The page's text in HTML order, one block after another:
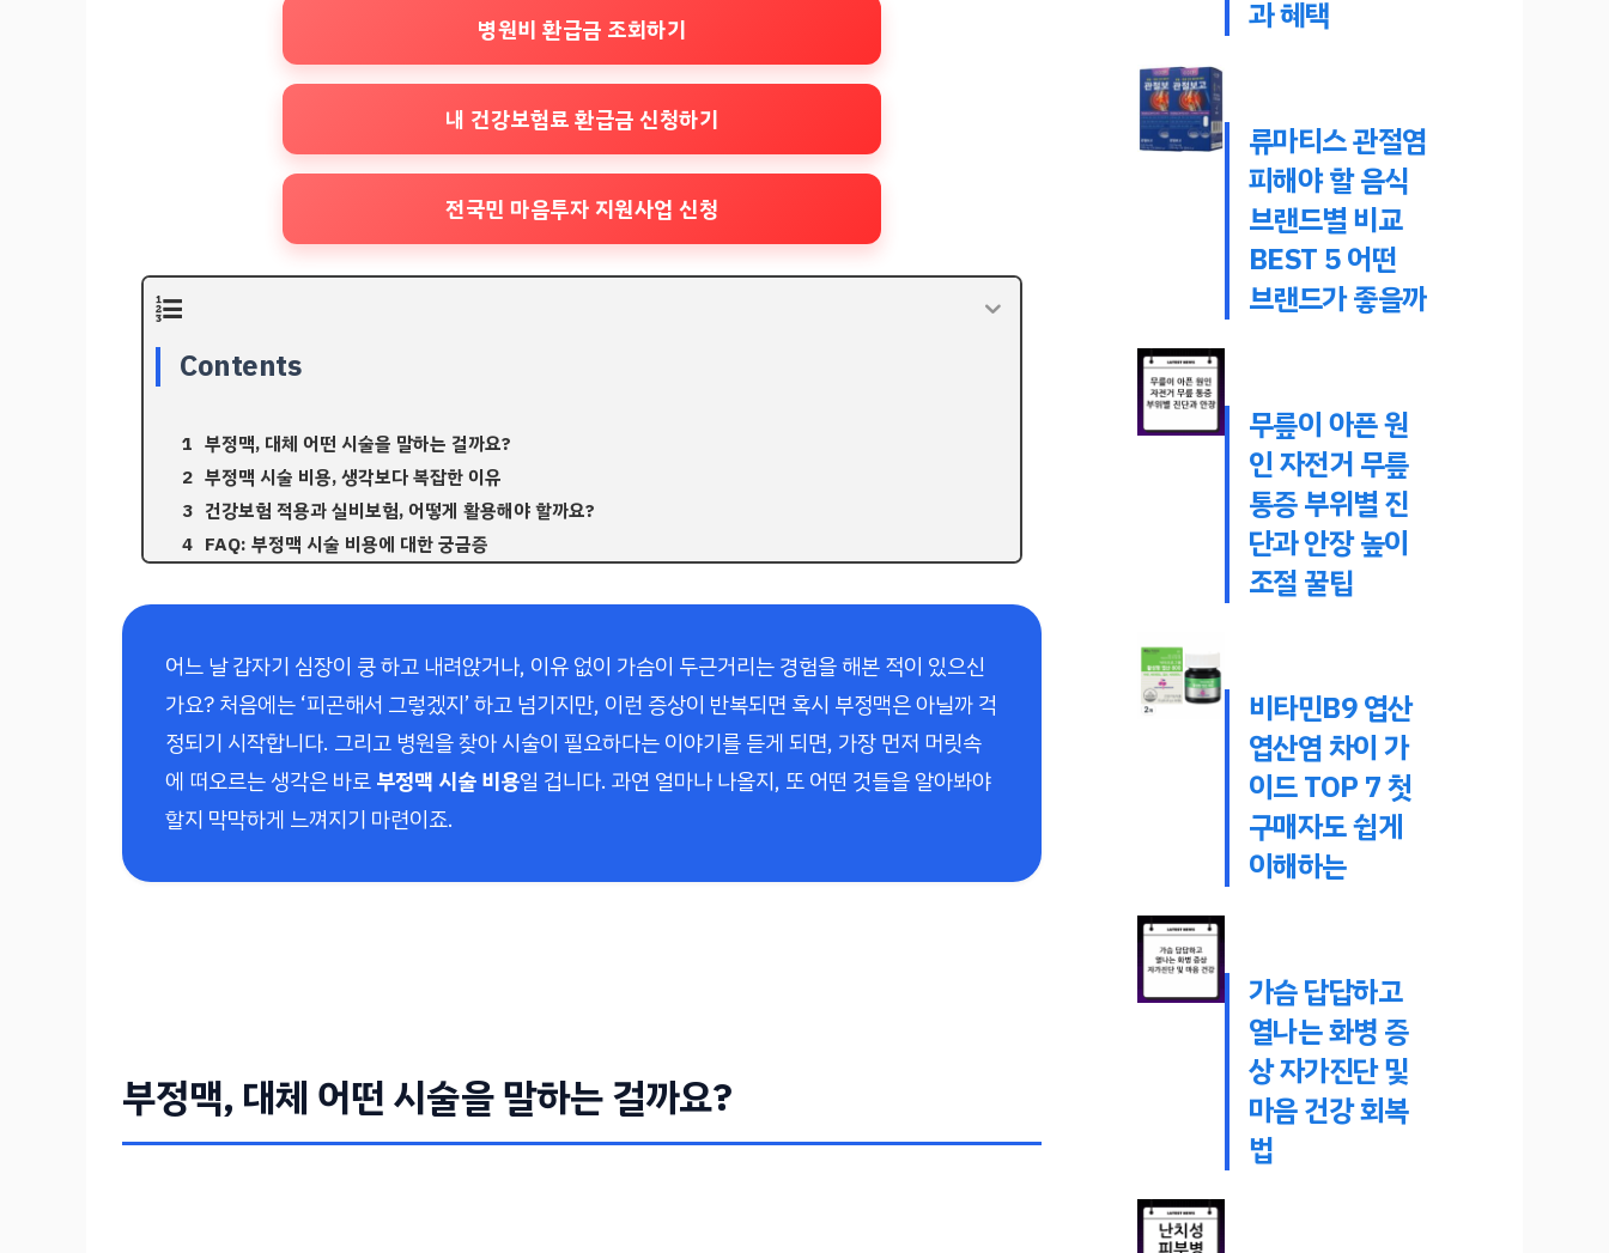
병원비 환급금 조회하기
내 건강보험료 환급금 신청하기
전국민 마음투자 지원사업 신청
Contents
부정맥, 대체 어떤 시술을 말하는 걸까요?
부정맥 시술 비용, 생각보다 복잡한 이유
건강보험 적용과 실비보험, 어떻게 활용해야 할까요?
FAQ: 부정맥 시술 비용에 대한 궁금증
어느 날 갑자기 심장이 쿵 하고 내려앉거나, 이유 없이 가슴이 두근거리는 경험을 해본 적이 있으신
가요? 처음에는 ‘피곤해서 그렇겠지’ 하고 넘기지만, 이런 증상이 반복되면 혹시 부정맥은 아닐까 걱
정되기 시작합니다. 그리고 병원을 찾아 시술이 필요하다는 이야기를 듣게 되면, 가장 먼저 머릿속
에 떠오르는 생각은 바로부정맥 시술 비용일 겁니다. 과연 얼마나 나올지, 또 어떤 것들을 알아봐야
할지 막막하게 느껴지기 마련이죠.
부정맥, 대체 어떤 시술을 말하는 걸까요?
과 혜택
류마티스 관절염
피해야 할 음식
브랜드별 비교
BEST 5 어떤
브랜드가 좋을까
무릎이 아픈 원
인 자전거 무릎
통증 부위별 진
단과 안장 높이
조절 꿀팁
비타민B9 엽산
엽산염 차이 가
이드 TOP 7 첫
구매자도 쉽게
이해하는
가슴 답답하고
열나는 화병 증
상 자가진단 및
마음 건강 회복
법